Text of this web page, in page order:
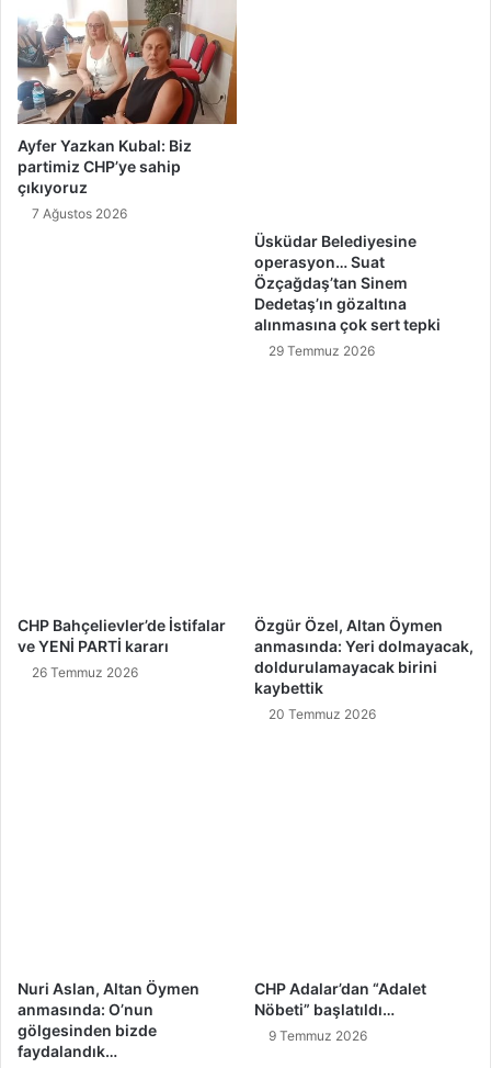
t
i
'
d
e
n
z
i
Ayfer Yazkan Kubal: Biz
partimiz CHP’ye sahip
çıkıyoruz
7 Ağustos 2026
Üsküdar Belediyesine
operasyon… Suat
Özçağdaş’tan Sinem
Dedetaş’ın gözaltına
alınmasına çok sert tepki
29 Temmuz 2026
CHP Bahçelievler’de İstifalar
ve YENİ PARTİ kararı
26 Temmuz 2026
Özgür Özel, Altan Öymen
anmasında: Yeri dolmayacak,
doldurulamayacak birini
kaybettik
20 Temmuz 2026
Nuri Aslan, Altan Öymen
anmasında: O’nun
gölgesinden bizde
faydalandık…
CHP Adalar’dan “Adalet
Nöbeti” başlatıldı…
9 Temmuz 2026